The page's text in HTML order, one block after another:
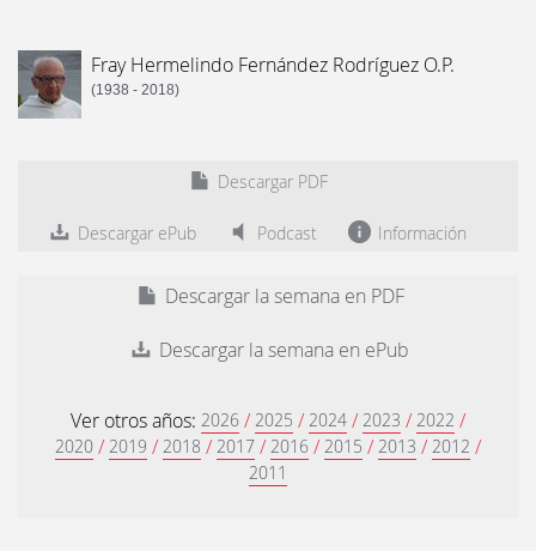
Fray Hermelindo Fernández Rodríguez O.P.
(1938 - 2018)
Descargar PDF
Descargar ePub Podcast Información
Descargar la semana en PDF
Descargar la semana en ePub
Ver otros años: 2026 / 2025 / 2024 / 2023 / 2022 /
2020 / 2019 / 2018 / 2017 / 2016 / 2015 / 2013 / 2012 /
2011